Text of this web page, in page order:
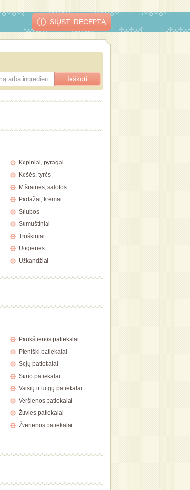
SIŲSTI RECEPTĄ
upėtakiai
Kepiniai, pyragai
Košės, tyrės
Mišrainės, salotos
Padažai, kremai
Sriubos
Sumuštiniai
Troškiniai
Uogienės
Užkandžiai
Paukštienos patiekalai
Pieniški patiekalai
Sojų patiekalai
Sūrio patiekalai
Vaisių ir uogų patiekalai
Veršienos patiekalai
Žuvies patiekalai
Žvėrienos patiekalai